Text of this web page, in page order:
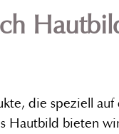
die speziell
bieten